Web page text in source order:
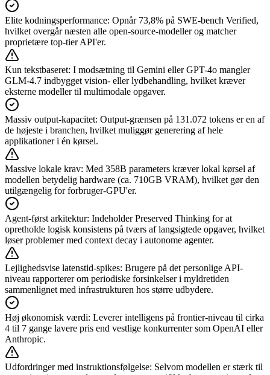
Elite kodningsperformance: Opnår 73,8% på SWE-bench Verified,
hvilket overgår næsten alle open-source-modeller og matcher
proprietære top-tier API'er.
Kun tekstbaseret: I modsætning til Gemini eller GPT-4o mangler
GLM-4.7 indbygget vision- eller lydbehandling, hvilket kræver
eksterne modeller til multimodale opgaver.
Massiv output-kapacitet: Output-grænsen på 131.072 tokens er en af
de højeste i branchen, hvilket muliggør generering af hele
applikationer i én kørsel.
Massive lokale krav: Med 358B parameters kræver lokal kørsel af
modellen betydelig hardware (ca. 710GB VRAM), hvilket gør den
utilgængelig for forbruger-GPU'er.
Agent-først arkitektur: Indeholder Preserved Thinking for at
opretholde logisk konsistens på tværs af langsigtede opgaver, hvilket
løser problemer med context decay i autonome agenter.
Lejlighedsvise latenstid-spikes: Brugere på det personlige API-
niveau rapporterer om periodiske forsinkelser i myldretiden
sammenlignet med infrastrukturen hos større udbydere.
Høj økonomisk værdi: Leverer intelligens på frontier-niveau til cirka
4 til 7 gange lavere pris end vestlige konkurrenter som OpenAI eller
Anthropic.
Udfordringer med instruktionsfølgelse: Selvom modellen er stærk til